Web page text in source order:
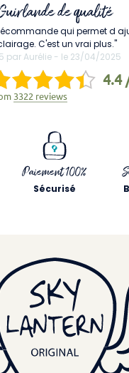
Paiement 100%
Sécurisé
de qualité
qui permet d
C'est un vrai plus."
par Aurélie - le 23/04/2025
4.4
3322 reviews